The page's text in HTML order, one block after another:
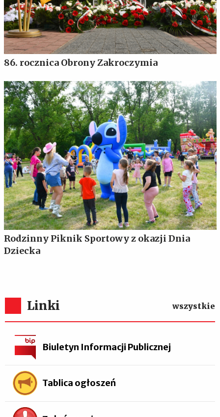
86. rocznica Obrony Zakroczymia
Rodzinny Piknik Sportowy z okazji Dnia
Dziecka
Linki wszystkie
Biuletyn Informacji Publicznej
Tablica ogłoszeń